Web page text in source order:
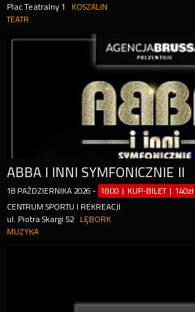
Plac Teatralny 1
KOSZALIN
TEATR
ABBA I INNI SYMFONICZNIE II
18 PAŹDZIERNIKA 2026 - 18:00 | KUP-BILET |140zł
CENTRUM SPORTU I REKREACJI
ul. Piotra Skargi 52
LĘBORK
MUZYKA